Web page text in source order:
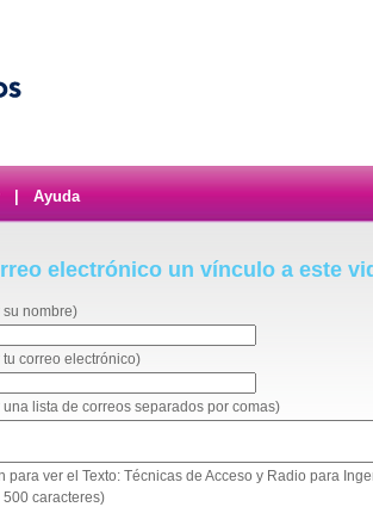
Ayuda
electrónico un vínculo a este
nombre)
correo electrónico)
lista de correos separados por comas)
para ver el Texto: Técnicas de Acceso y Radio para
500 caracteres)